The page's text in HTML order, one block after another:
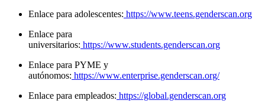
Enlace para adolescentes: https://www.teens.genderscan.org
Enlace para
universitarios: https://www.students.genderscan.org
Enlace para PYME y
autónomos: https://www.enterprise.genderscan.org/
Enlace para empleados: https://global.genderscan.org